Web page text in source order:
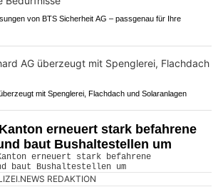
von BTS Sicherheit AG – passgenau für Ihre
mit Spenglerei, Flachdach und Solaranlagen
erneuert stark befahrene
baut Bushaltestellen um
REDAKTION